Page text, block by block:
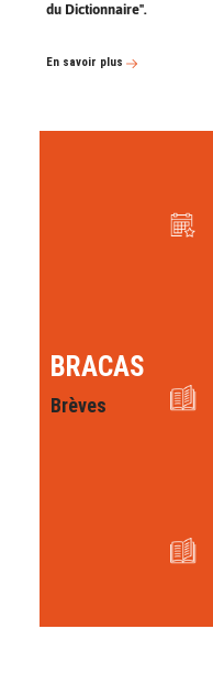
du Dictionnaire".
En savoir plus
BRACAS
Brèves